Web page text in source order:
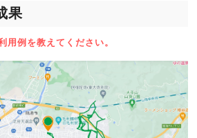
果
例を教えてください。